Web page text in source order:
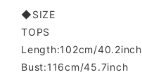
◆SIZE
TOPS
Length:102cm/40.2inch
Bust:116cm/45.7inch